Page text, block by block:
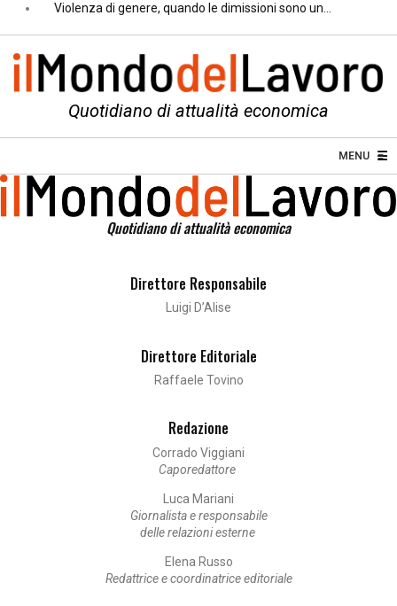
Violenza di genere, quando le dimissioni sono un…
Quotidiano di attualità economica
MENU ≡
☰
Quotidiano di attualità economica
Direttore Responsabile
Luigi D’Alise
Direttore Editoriale
Raffaele Tovino
Redazione
Corrado Viggiani
Caporedattore
Luca Mariani
Giornalista e responsabile
delle relazioni esterne
Elena Russo
Redattrice e coordinatrice editoriale